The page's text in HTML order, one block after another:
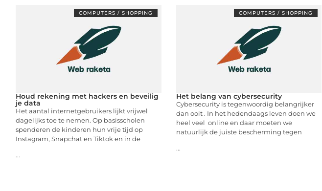
COMPUTERS / SHOPPING
Houd rekening met hackers en beveilig
je data
Het aantal internetgebruikers lijkt vrijwel
dagelijks toe te nemen. Op basisscholen
spenderen de kinderen hun vrije tijd op
Instagram, Snapchat en Tiktok en in de
...
COMPUTERS / SHOPPING
Het belang van cybersecurity
Cybersecurity is tegenwoordig belangrijker
dan ooit . In het hedendaags leven doen we
heel veel online en daar moeten we
natuurlijk de juiste bescherming tegen
...